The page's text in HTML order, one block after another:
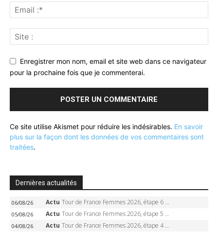
Enregistrer mon nom, email et site web dans ce navigateur
pour la prochaine fois que je commenterai.
Ce site utilise Akismet pour réduire les indésirables. En savoir
plus sur la façon dont les données de vos commentaires sont
traitées.
Dernières actualités
06/08/26 Actu Tour de France Femmes 2026, étape 6 – Kim Le Court-Pienaar gagne à Tournon, Reusser en jaune
05/08/26 Actu Tour de France Femmes 2026, étape 5 – Demi Vollering gagne à Belleville, Reusser en jaune, Ferrand-Prévot coule
04/08/26 Actu Tour de France Femmes 2026, étape 4 – Marlen Reusser écrase le chrono, Ferrand-Prévot en crise